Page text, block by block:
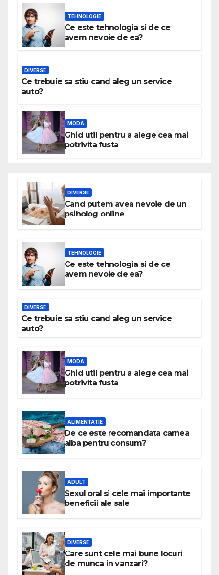
TEHNOLOGIE
Ce este tehnologia si de ce
avem nevoie de ea?
DIVERSE
Ce trebuie sa stiu cand aleg un service
auto?
MODA
Ghid util pentru a alege cea mai
potrivita fusta
DIVERSE
Cand putem avea nevoie de un
psiholog online
TEHNOLOGIE
Ce este tehnologia si de ce
avem nevoie de ea?
DIVERSE
Ce trebuie sa stiu cand aleg un service
auto?
MODA
Ghid util pentru a alege cea mai
potrivita fusta
ALIMENTATIE
De ce este recomandata carnea
alba pentru consum?
ADULT
Sexul oral si cele mai importante
beneficii ale sale
DIVERSE
Care sunt cele mai bune locuri
de munca in vanzari?